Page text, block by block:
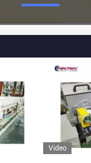
Video